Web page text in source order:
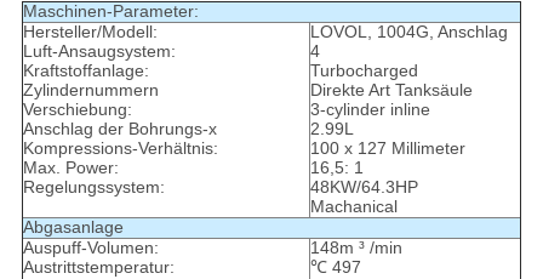
Maschinen-Parameter:
Hersteller/Modell:
Luft-Ansaugsystem:
Kraftstoffanlage:
Zylindernummern
Verschiebung:
Anschlag der Bohrungs-x
Kompressions-Verhältnis:
Max. Power:
Regelungssystem:
LOVOL, 1004G, Anschlag
4
Turbocharged
Direkte Art Tanksäule
3-cylinder inline
2.99L
100 x 127 Millimeter
16,5: 1
48KW/64.3HP
Machanical
Abgasanlage
Auspuff-Volumen:
Austrittstemperatur:
148m ³ /min
℃ 497